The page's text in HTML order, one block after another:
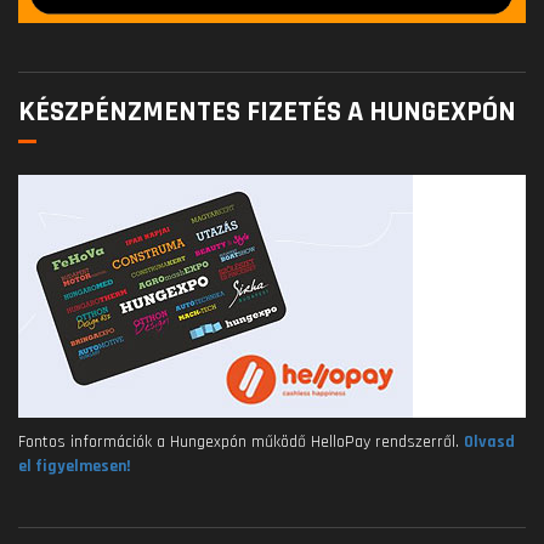
KÉSZPÉNZMENTES FIZETÉS A HUNGEXPÓN
Fontos információk a Hungexpón működő HelloPay rendszerről. Olvasd
el figyelmesen!